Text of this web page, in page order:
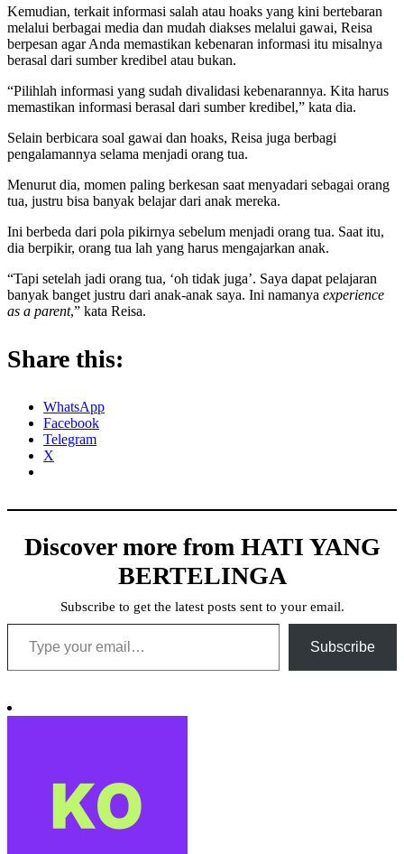
Kemudian, terkait informasi salah atau hoaks yang kini bertebaran
melalui berbagai media dan mudah diakses melalui gawai, Reisa
berpesan agar Anda memastikan kebenaran informasi itu misalnya
berasal dari sumber kredibel atau bukan.
“Pilihlah informasi yang sudah divalidasi kebenarannya. Kita harus
memastikan informasi berasal dari sumber kredibel,” kata dia.
Selain berbicara soal gawai dan hoaks, Reisa juga berbagi
pengalamannya selama menjadi orang tua.
Menurut dia, momen paling berkesan saat menyadari sebagai orang
tua, justru bisa banyak belajar dari anak mereka.
Ini berbeda dari pola pikirnya sebelum menjadi orang tua. Saat itu,
dia berpikir, orang tua lah yang harus mengajarkan anak.
“Tapi setelah jadi orang tua, ‘oh tidak juga’. Saya dapat pelajaran
banyak banget justru dari anak-anak saya. Ini namanya experience
as a parent,” kata Reisa.
Share this:
WhatsApp
Facebook
Telegram
X
Discover more from HATI YANG
BERTELINGA
Subscribe to get the latest posts sent to your email.
Type your email…
Subscribe